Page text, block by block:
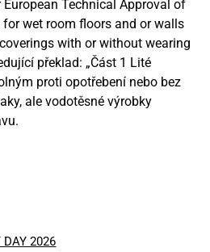
European Technical Approval of
wet room floors and or walls
with or without wearing
překlad: „Část 1 Lité
proti opotřebení nebo bez
ale vodotěsné výrobky
DAY 2026